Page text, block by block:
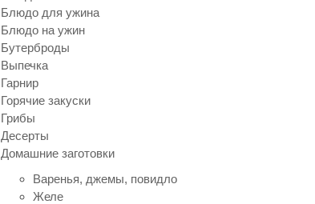
Блюдо для ужина
Блюдо на ужин
Бутерброды
Выпечка
Гарнир
Горячие закуски
Грибы
Десерты
Домашние заготовки
Варенья, джемы, повидло
Желе